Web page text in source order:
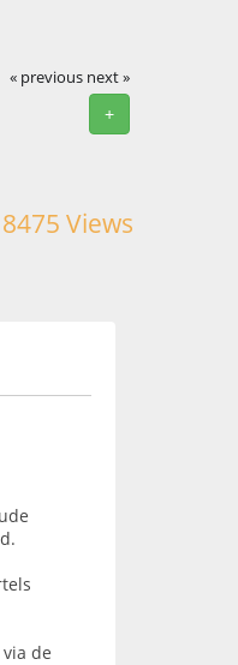
« previous next »
+
8475 Views
de